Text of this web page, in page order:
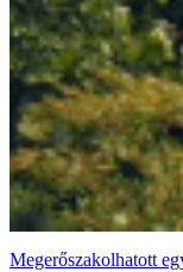
Megerőszakolhatott